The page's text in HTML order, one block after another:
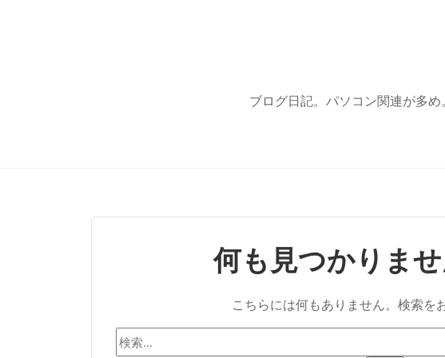
ブログ日記。パソコン関連が多
何も見つかりま
こちらには何もありません。検索を